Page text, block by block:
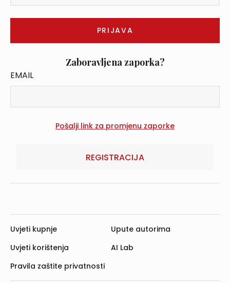
Zaboravljena zaporka?
EMAIL
REGISTRACIJA
Uvjeti kupnje
Uvjeti korištenja
Pravila zaštite privatnosti
Upute autorima
AI Lab